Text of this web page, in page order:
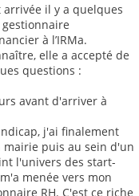
arrivée il y a quelques
à l’IRMa.
elle a accepté de
questions :
avant d'arriver à
j'ai finalement
puis au sein d'un
l'univers des start-
menée vers mon
RH. C'est ce riche